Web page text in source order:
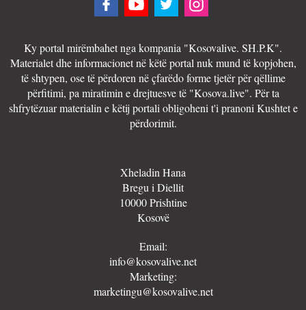
Ky portal mirëmbahet nga kompania "Kosovalive. SH.P.K".
Materialet dhe informacionet në këtë portal nuk mund të kopjohen,
të shtypen, ose të përdoren në çfarëdo forme tjetër për qëllime
përfitimi, pa miratimin e drejtuesve të "Kosova.live". Për ta
shfrytëzuar materialin e këtij portali obligoheni t'i pranoni Kushtet e
përdorimit.
Xheladin Hana
Bregu i Diellit
10000 Prishtine
Kosovë
Email:
info@kosovalive.net
Marketing:
marketingu@kosovalive.net